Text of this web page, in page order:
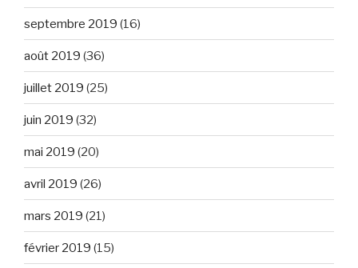
septembre 2019 (16)
août 2019 (36)
juillet 2019 (25)
juin 2019 (32)
mai 2019 (20)
avril 2019 (26)
mars 2019 (21)
février 2019 (15)